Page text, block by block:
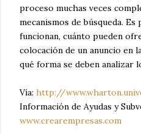
proceso muchas veces
mecanismos de búsqueda.
funcionan, cuánto pueden
colocación de un anuncio en
qué forma se deben analizar
Vía: http://
Información de Ayudas y
www.crearempresas.com